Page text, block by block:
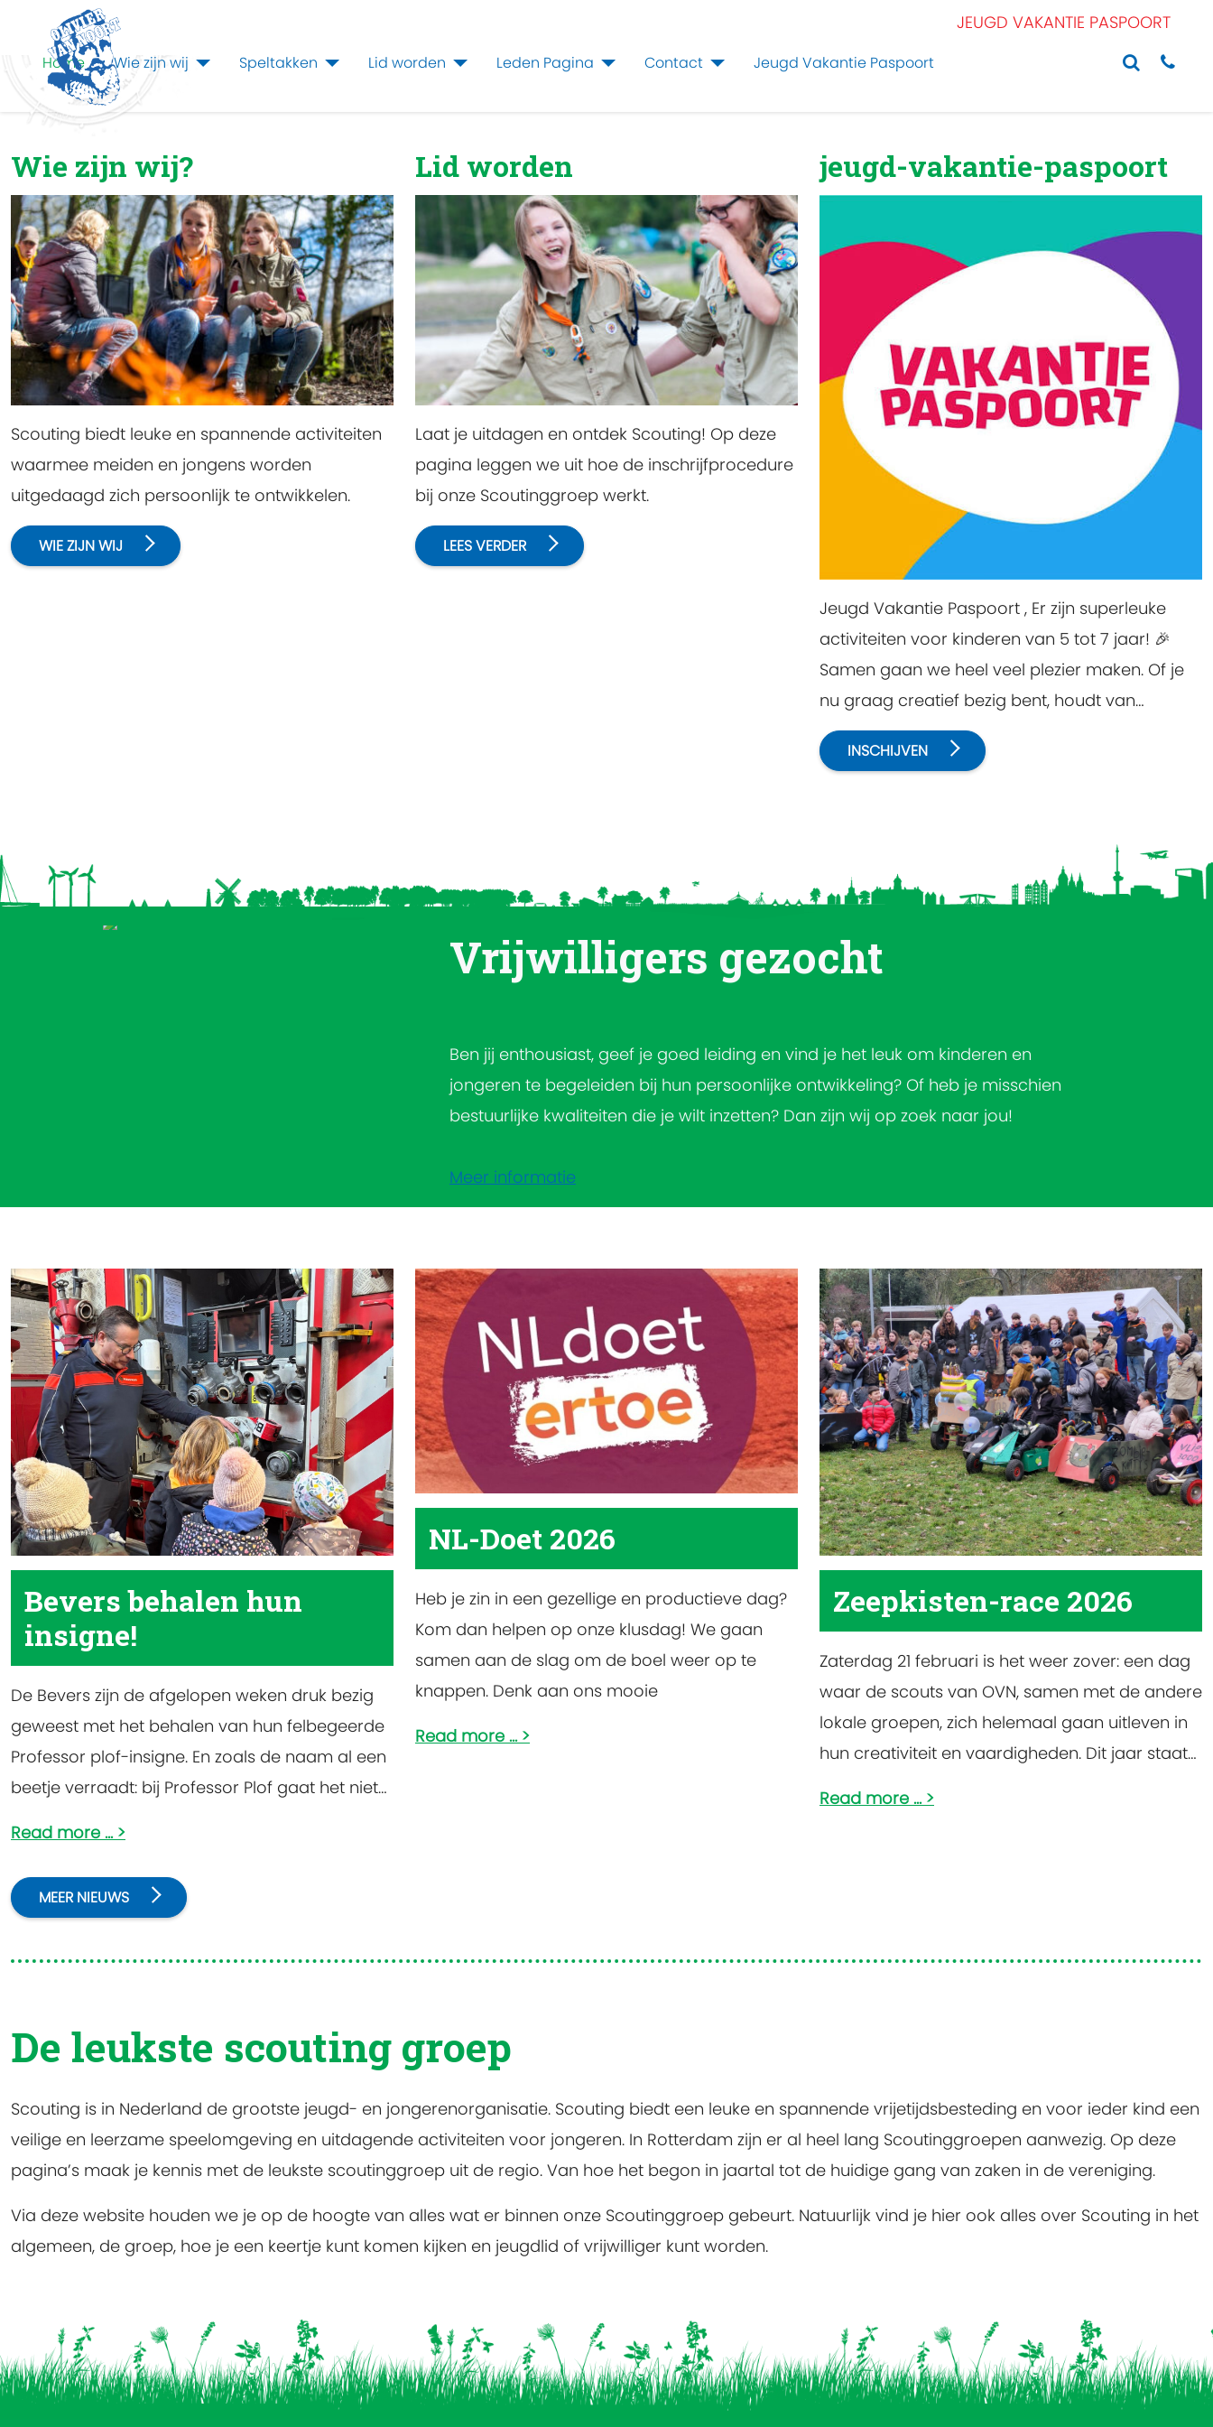
JEUGD VAKANTIE PASPOORT
Home Wie zijn wij Speltakken Lid worden Leden Pagina Contact Jeugd Vakantie Paspoort
Olivier van Noort
Wie zijn wij?
Scouting biedt leuke en spannende activiteiten
waarmee meiden en jongens worden
uitgedaagd zich persoonlijk te ontwikkelen.
WIE ZIJN WIJ
Lid worden
Laat je uitdagen en ontdek Scouting! Op deze
pagina leggen we uit hoe de inschrijfprocedure
bij onze Scoutinggroep werkt.
LEES VERDER
jeugd-vakantie-paspoort
Jeugd Vakantie Paspoort , Er zijn superleuke
activiteiten voor kinderen van 5 tot 7 jaar! 🎉
Samen gaan we heel veel plezier maken. Of je
nu graag creatief bezig bent, houdt van
spelletjes, er is voor iedereen iets leuks te
beleven. Kom gezellig meedoen en beleef een
INSCHIJVEN
Vrijwilligers gezocht
Ben jij enthousiast, geef je goed leiding en vind je het leuk om kinderen en
jongeren te begeleiden bij hun persoonlijke ontwikkeling? Of heb je misschien
bestuurlijke kwaliteiten die je wilt inzetten? Dan zijn wij op zoek naar jou!
Meer informatie
Bevers behalen hun
insigne!
De Bevers zijn de afgelopen weken druk bezig
geweest met het behalen van hun felbegeerde
Professor plof-insigne. En zoals de naam al een
beetje verraadt: bij Professor Plof gaat het niet
Read more ...
NL-Doet 2026
Heb je zin in een gezellige en productieve dag?
Kom dan helpen op onze klusdag! We gaan
samen aan de slag om de boel weer op te
knappen. Denk aan ons mooie
Read more ...
Zeepkisten-race 2026
Zaterdag 21 februari is het weer zover: een dag
waar de scouts van OVN, samen met de andere
lokale groepen, zich helemaal gaan uitleven in
hun creativiteit en vaardigheden. Dit jaar staat
Read more ...
MEER NIEUWS
De leukste scouting groep
Scouting is in Nederland de grootste jeugd- en jongerenorganisatie. Scouting biedt een leuke en spannende vrijetijdsbesteding en voor ieder kind een
veilige en leerzame speelomgeving en uitdagende activiteiten voor jongeren. In Rotterdam zijn er al heel lang Scoutinggroepen aanwezig. Op deze
pagina’s maak je kennis met de leukste scoutinggroep uit de regio. Van hoe het begon in jaartal tot de huidige gang van zaken in de vereniging.
Via deze website houden we je op de hoogte van alles wat er binnen onze Scoutinggroep gebeurt. Natuurlijk vind je hier ook alles over Scouting in het
algemeen, de groep, hoe je een keertje kunt komen kijken en jeugdlid of vrijwilliger kunt worden.